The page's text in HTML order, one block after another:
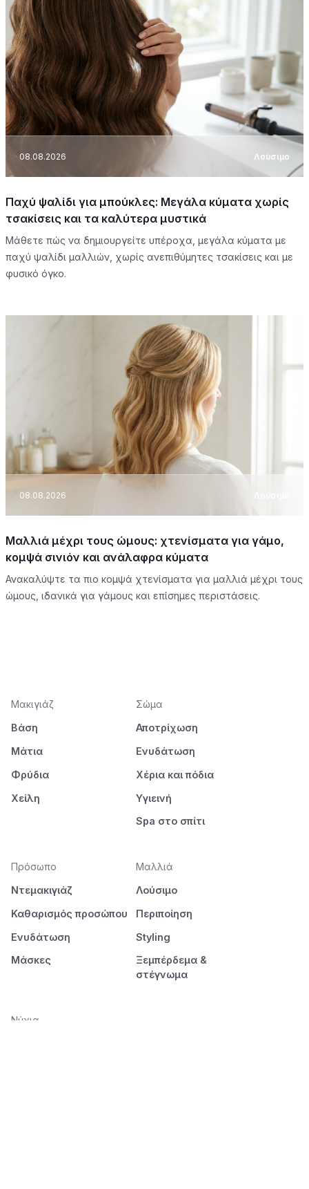
08.08.2026 Λούσιμο
Παχύ ψαλίδι για μπούκλες: Μεγάλα κύματα χωρίς
τσακίσεις και τα καλύτερα μυστικά
Μάθετε πώς να δημιουργείτε υπέροχα, μεγάλα κύματα με
παχύ ψαλίδι μαλλιών, χωρίς ανεπιθύμητες τσακίσεις και με
φυσικό όγκο.
08.08.2026
Μαλλιά μέχρι τους ώμους: χτενίσματα για γάμο,
κομψά σινιόν και ανάλαφρα κύματα
Ανακαλύψτε τα πιο κομψά χτενίσματα για μαλλιά μέχρι τους
ώμους, ιδανικά για γάμους και επίσημες περιστάσεις.
Μακιγιάζ
Βάση
Μάτια
Φρύδια
Χείλη
Σώμα
Αποτρίχωση
Ενυδάτωση
Χέρια και πόδια
Υγιεινή
Spa στο σπίτι
Πρόσωπο
Ντεμακιγιάζ
Καθαρισμός προσώπου
Ενυδάτωση
Μάσκες
Μαλλιά
Λούσιμο
Περιποίηση
Styling
Ξεμπέρδεμα &
στέγνωμα
Νύχια